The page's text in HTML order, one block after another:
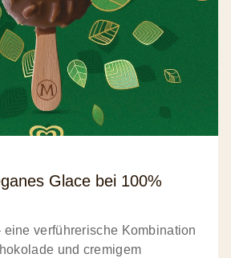
Glace bei 100%
eine verführerische Kombination
und cremigem